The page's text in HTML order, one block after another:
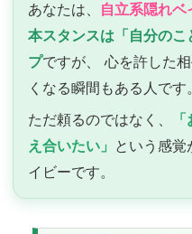
あなたは、 自立系隠れベ
本スタンスは「自分の
プですが、 心を許した
くなる瞬間もある人です。
ただ頼るのではなく、
え合いたい」 という感
イビーです。